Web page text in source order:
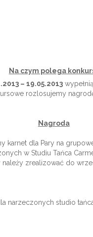
Na czym polega
– 19.05.2013
rozlosujemy
Nagroda
karnet dla Pary na
w Studiu Tańca
należy zrealizować do